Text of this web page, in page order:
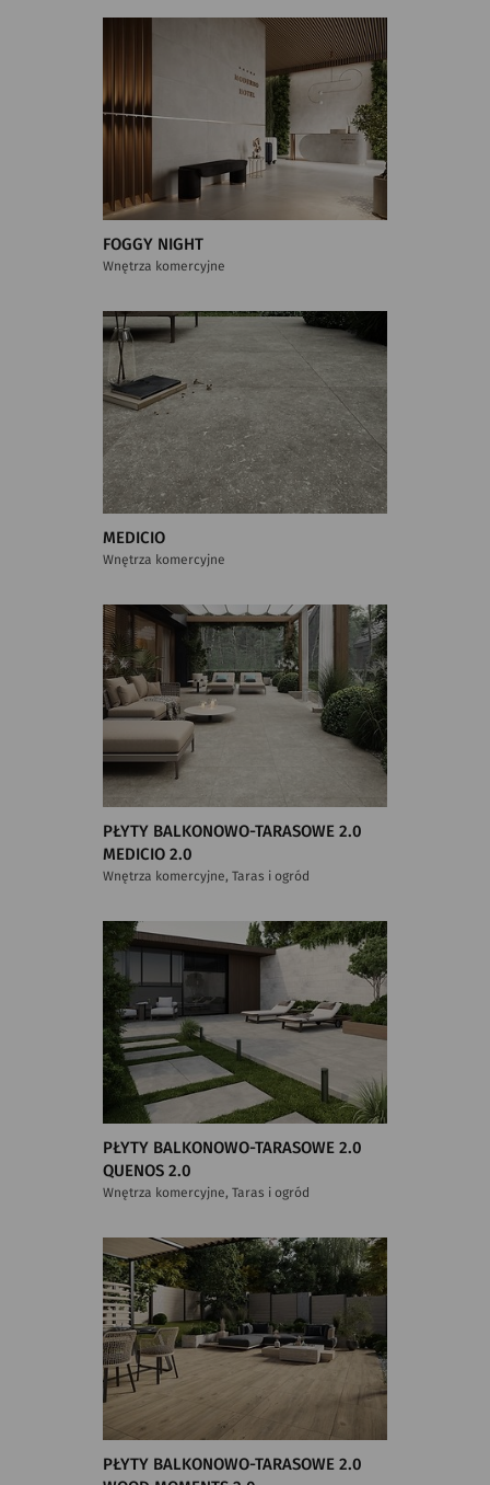
FOGGY NIGHT
Wnętrza komercyjne
MEDICIO
Wnętrza komercyjne
PŁYTY BALKONOWO-TARASOWE 2.0
MEDICIO 2.0
Wnętrza komercyjne, Taras i ogród
PŁYTY BALKONOWO-TARASOWE 2.0
QUENOS 2.0
Wnętrza komercyjne, Taras i ogród
PŁYTY BALKONOWO-TARASOWE 2.0